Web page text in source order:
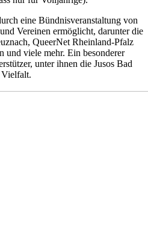
eine Bündnisveranstaltung von
Vereinen ermöglicht, darunter die
QueerNet Rheinland-Pfalz
viele mehr. Ein besonderer
unter ihnen die Jusos Bad